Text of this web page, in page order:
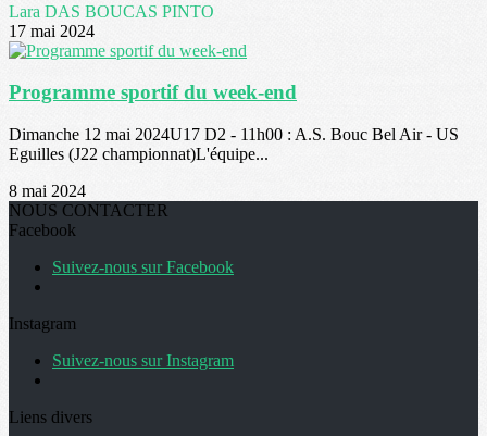
Lara DAS BOUCAS PINTO
17 mai 2024
Programme sportif du week-end
Dimanche 12 mai 2024U17 D2 - 11h00 : A.S. Bouc Bel Air - US
Eguilles (J22 championnat)L'équipe...
8 mai 2024
NOUS CONTACTER
Facebook
Suivez-nous sur Facebook
Instagram
Suivez-nous sur Instagram
Liens divers